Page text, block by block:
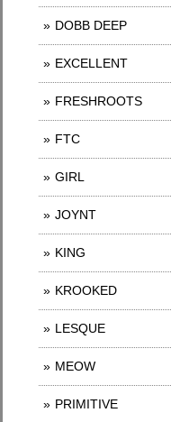
DOBB DEEP
EXCELLENT
FRESHROOTS
FTC
GIRL
JOYNT
KING
KROOKED
LESQUE
MEOW
PRIMITIVE